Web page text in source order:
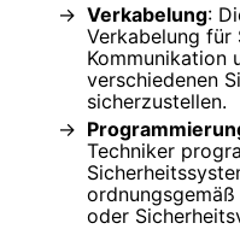
Verkabelung:
Verkabelung für
Kommunikation
verschiedenen
sicherzustellen.
Techniker
oder